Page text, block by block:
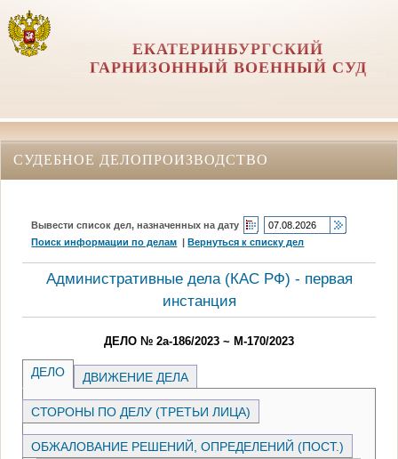
ЕКАТЕРИНБУРГСКИЙ
ГАРНИЗОННЫЙ ВОЕННЫЙ СУД
СУДЕБНОЕ ДЕЛОПРОИЗВОДСТВО
Вывести список дел, назначенных на дату
Поиск информации по делам |Вернуться к списку дел
Административные дела (КАC РФ) - первая
инстанция
ДЕЛО № 2а-186/2023 ~ М-170/2023
ДЕЛО ДВИЖЕНИЕ ДЕЛА
СТОРОНЫ ПО ДЕЛУ (ТРЕТЬИ ЛИЦА)
ОБЖАЛОВАНИЕ РЕШЕНИЙ, ОПРЕДЕЛЕНИЙ (ПОСТ.)